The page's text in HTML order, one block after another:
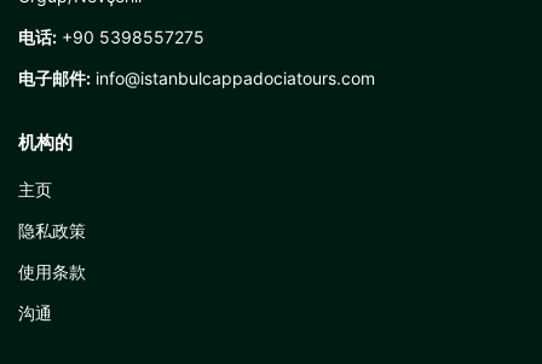
电话: +90 5398557275
电子邮件: info@istanbulcappadociatours.com
机构的
主页
隐私政策
使用条款
沟通